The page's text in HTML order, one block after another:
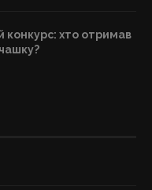
конкурс: хто отримав